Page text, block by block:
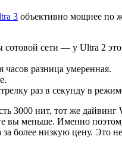
3 объективно мощнее по
сети — у Ultra 2
разница умеренная.
раз в секунду в
3000 нит, тот же
меньше. Именно
более низкую цену. Это